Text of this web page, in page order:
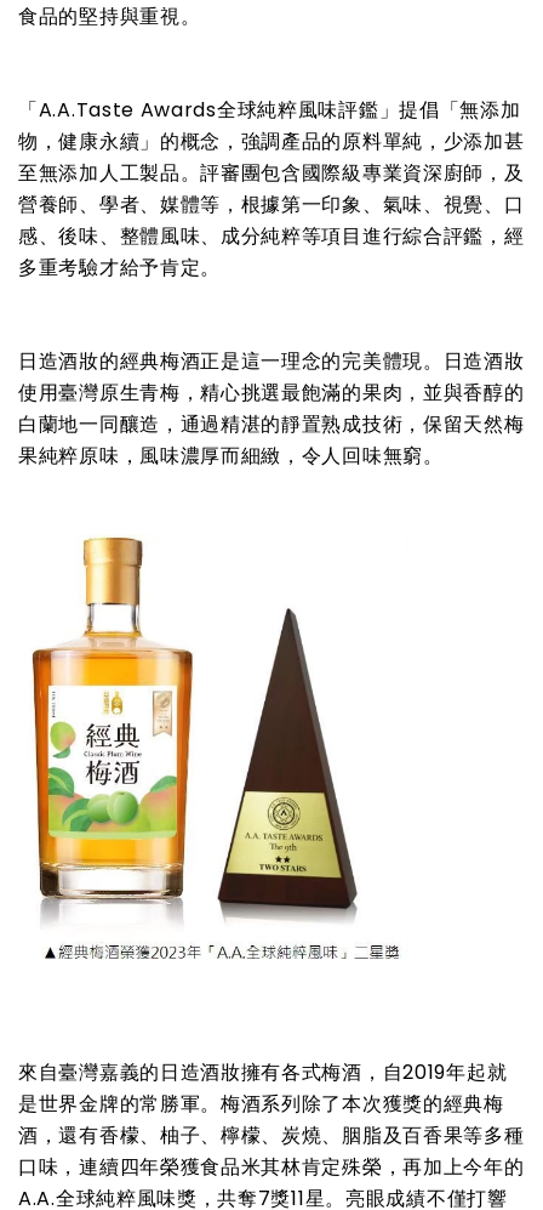
食品的堅持與重視。
「A.A.Taste Awards全球純粹風味評鑑」提倡「無添加
物，健康永續」的概念，強調產品的原料單純，少添加甚
至無添加人工製品。評審團包含國際級專業資深廚師，及
營養師、學者、媒體等，根據第一印象、氣味、視覺、口
感、後味、整體風味、成分純粹等項目進行綜合評鑑，經
多重考驗才給予肯定。
日造酒妝的經典梅酒正是這一理念的完美體現。日造酒妝
使用臺灣原生青梅，精心挑選最飽滿的果肉，並與香醇的
白蘭地一同釀造，通過精湛的靜置熟成技術，保留天然梅
果純粹原味，風味濃厚而細緻，令人回味無窮。
來自臺灣嘉義的日造酒妝擁有各式梅酒，自2019年起就
是世界金牌的常勝軍。梅酒系列除了本次獲獎的經典梅
酒，還有香檬、柚子、檸檬、炭燒、胭脂及百香果等多種
口味，連續四年榮獲食品米其林肯定殊榮，再加上今年的
A.A.全球純粹風味獎，共奪7獎11星。亮眼成績不僅打響